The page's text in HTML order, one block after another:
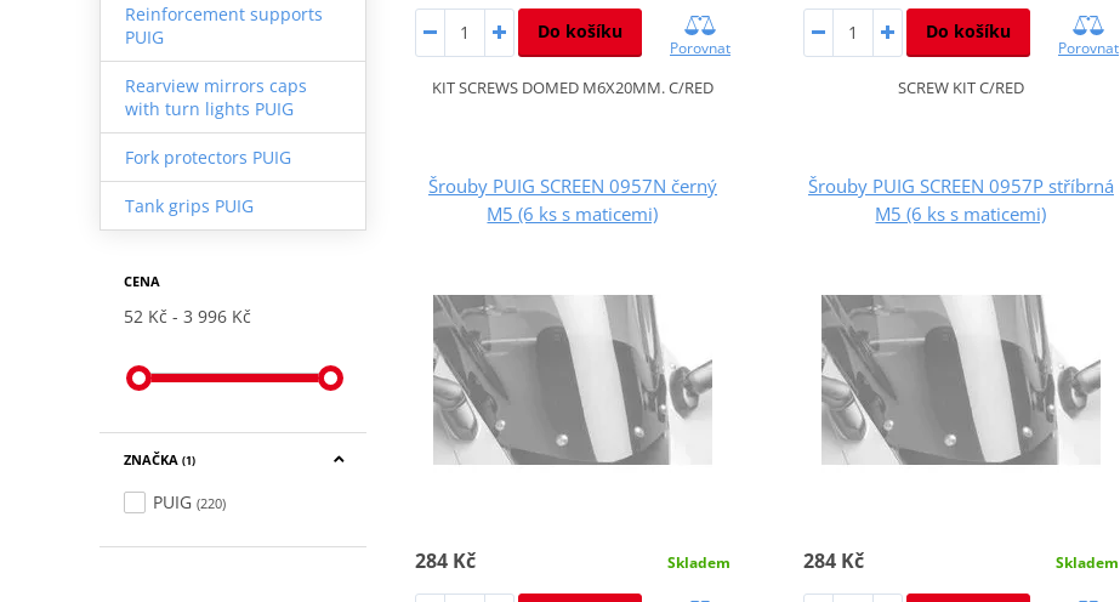
Reinforcement supports
PUIG
Rearview mirrors caps
with turn lights PUIG
Fork protectors PUIG
Tank grips PUIG
CENA
52 Kč 3 996 Kč
ZNAČKA (1)
PUIG (220)
Do košíku
Porovnat
KIT SCREWS DOMED M6X20MM. C/RED
Do košíku
Porovnat
SCREW KIT C/RED
Šrouby PUIG SCREEN 0957N černý
M5 (6 ks s maticemi)
284 Kč Skladem
Šrouby PUIG SCREEN 0957P stříbrná
M5 (6 ks s maticemi)
284 Kč Skladem